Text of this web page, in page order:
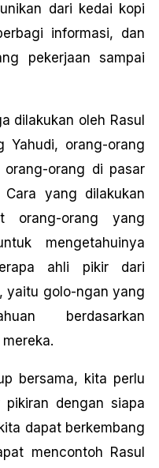
dari kedai kopi
informasi, dan
pekerjaan sampai
dilakukan oleh Rasul
Yahudi, orang-orang
orang di pasar
yang dilakukan
orang-orang yang
mengetahuinya
ahli pikir dari
yaitu golo-ngan yang
berdasarkan
bersama, kita perlu
pikiran dengan siapa
dapat berkembang
mencontoh Rasul